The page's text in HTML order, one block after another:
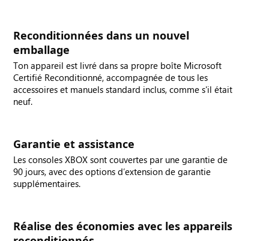
Reconditionnées dans un nouvel
emballage
Ton appareil est livré dans sa propre boîte Microsoft
Certifié Reconditionné, accompagnée de tous les
accessoires et manuels standard inclus, comme s'il était
neuf.
Garantie et assistance
Les consoles XBOX sont couvertes par une garantie de
90 jours, avec des options d’extension de garantie
supplémentaires.
Réalise des économies avec les appareils